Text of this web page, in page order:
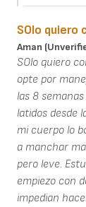
SOlo quiero
Aman
SOlo quiero
opte por
las 8
latidos desde
mi cuerpo lo
a manchar
pero leve.
empiezo con
impedian